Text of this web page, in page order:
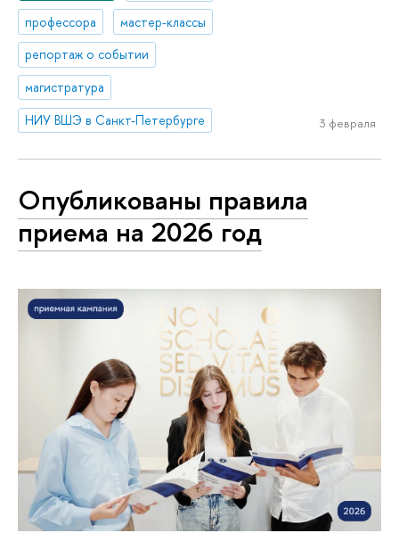
профессора
мастер-классы
репортаж о событии
магистратура
НИУ ВШЭ в Санкт-Петербурге
3 февраля
Опубликованы правила
приема на 2026 год